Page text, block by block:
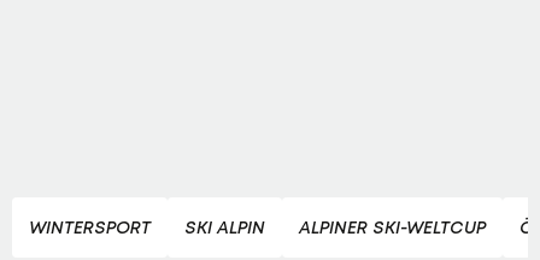
WINTERSPORT SKI ALPIN ALPINER SKI-WELTCUP